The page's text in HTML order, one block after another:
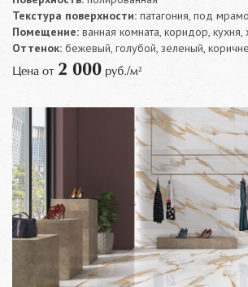
Текстура поверхности: патагония, под
Помещение: ванная комната, коридор, кухня,
Оттенок: бежевый, голубой, зеленый,
Цена от 2 000 руб./м²